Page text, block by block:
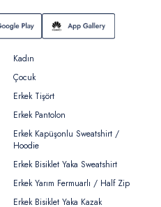
Kadın
Çocuk
Erkek Tişört
Erkek Pantolon
Erkek Kapüşonlu Sweatshirt /
Hoodie
Erkek Bisiklet Yaka Sweatshirt
Erkek Yarım Fermuarlı / Half Zip
Erkek Bisiklet Yaka Kazak